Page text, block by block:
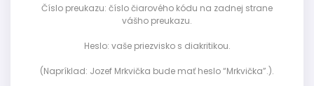
Číslo preukazu: číslo čiarového kódu na zadnej strane
vášho preukazu.
Heslo: vaše priezvisko s diakritikou.
(Napríklad: Jozef Mrkvička bude mať heslo “Mrkvička”.).